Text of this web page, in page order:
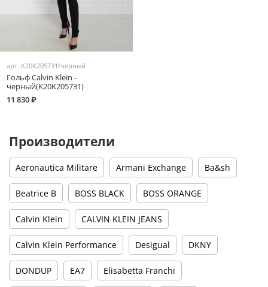
арт. K20K205731/черный
Гольф Calvin Klein -
черный(K20K205731)
11 830 ₽
Производители
Aeronautica Militare Armani Exchange Ba&sh
Beatrice B BOSS BLACK BOSS ORANGE
Calvin Klein CALVIN KLEIN JEANS
Calvin Klein Performance Desigual DKNY
DONDUP EA7 Elisabetta Franchi